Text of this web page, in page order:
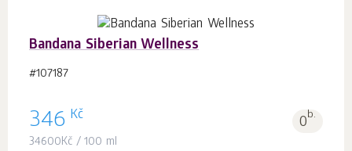
Bandana Siberian Wellness
#107187
346 Kč 0b.
34600Kč / 100 ml